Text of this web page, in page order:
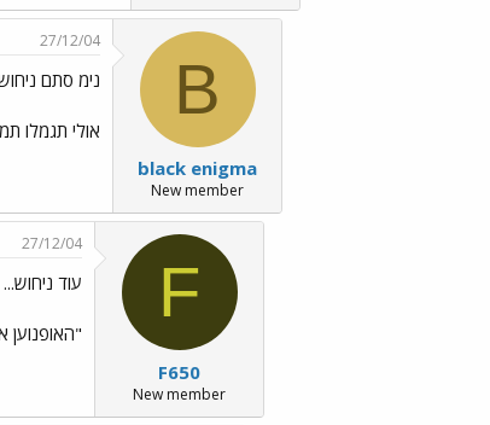
B
black enigma
New member
27/12/04
נימ סתם
אולי תגמלו
F
F650
New member
27/12/04
עוד ניחוש...